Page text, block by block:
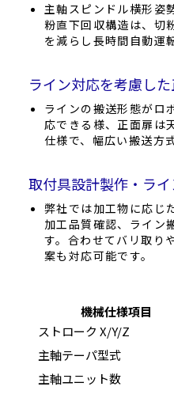
主軸スピンドル横形姿
粉直下回収構造は、切
を減らし長時間自動運
ライン対応を考慮し
ラインの搬送形態がロ
応できる様、正面扉は
仕様で、幅広い搬送方
取付具設計製作・ラ
弊社では加工物に応じ
加工品質確認、ライン
す。合わせてバリ取り
案も対応可能です。
機械仕様項目
ストローク X/Y/Z
主軸テーパ型式
主軸ユニット数